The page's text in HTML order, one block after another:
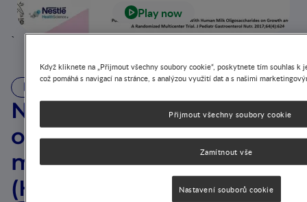
Play now
`
Nové vědecké poznatky
o oligosacharidech
mateřského mléka
(HMO)
Když kliknete na „Přijmout všechny soubory cookie“, poskytnete tím souhlas k
což pomáhá s navigací na stránce, s analýzou využití dat a s našimi
Zamítnout vše
Přijmout všechny soubory cookie
Nastavení souborů cookie